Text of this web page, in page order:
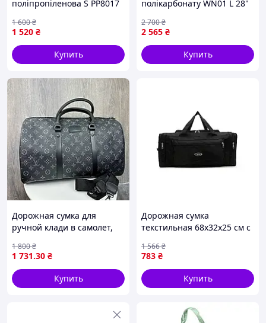
поліпропіленова S РР8017
1 520 ₴
1 600₴
Купить
полікарбонату WN01 L 28"
2 565 ₴
2 700₴
Купить
Дорожная сумка для
ручной клади в самолет,
мужская женская PTR
1 731.30 ₴
1 800₴
Купить
Дорожная сумка
текстильная 68x32x25 см с
для путешествий и
хранения вещей
783 ₴
1 566₴
Купить